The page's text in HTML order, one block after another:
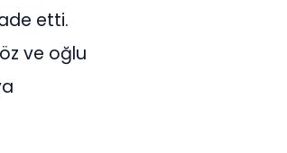
etti.
ve oğlu